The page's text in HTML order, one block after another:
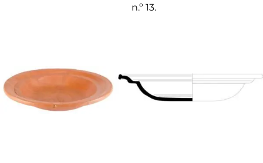
n.º 13.